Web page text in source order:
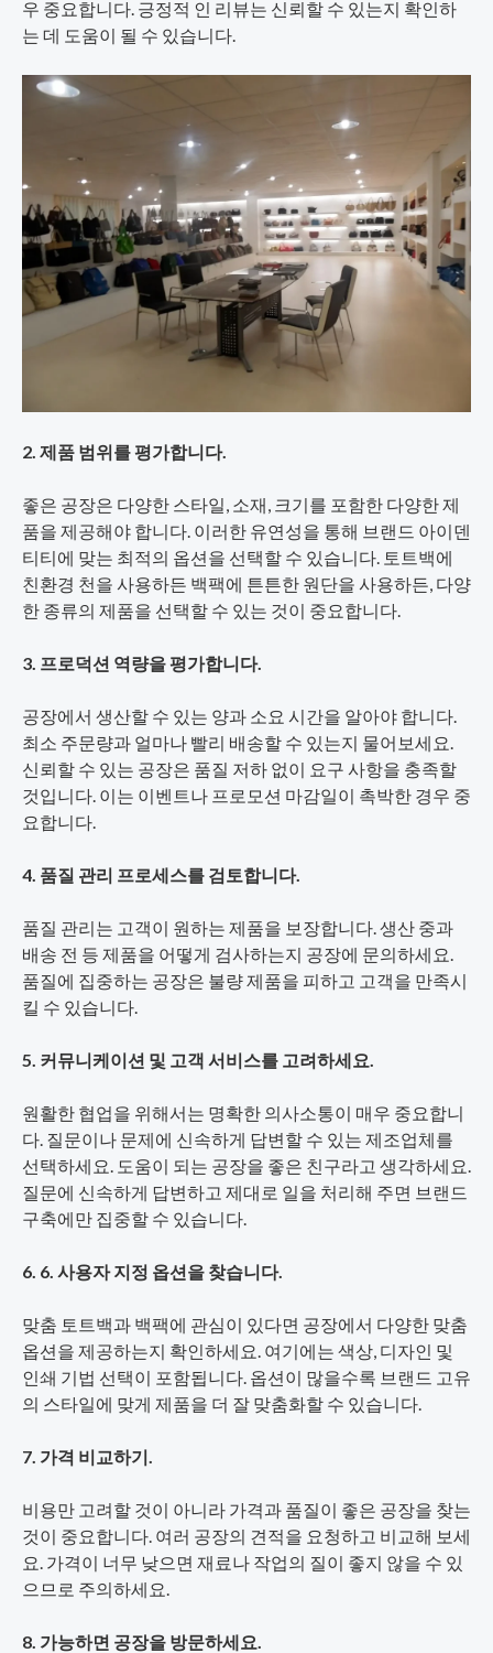
우 중요합니다. 긍정적 인 리뷰는 신뢰할 수 있는지 확인하
는 데 도움이 될 수 있습니다.
2. 제품 범위를 평가합니다.
좋은 공장은 다양한 스타일, 소재, 크기를 포함한 다양한 제
품을 제공해야 합니다. 이러한 유연성을 통해 브랜드 아이덴
티티에 맞는 최적의 옵션을 선택할 수 있습니다. 토트백에
친환경 천을 사용하든 백팩에 튼튼한 원단을 사용하든, 다양
한 종류의 제품을 선택할 수 있는 것이 중요합니다.
3. 프로덕션 역량을 평가합니다.
공장에서 생산할 수 있는 양과 소요 시간을 알아야 합니다.
최소 주문량과 얼마나 빨리 배송할 수 있는지 물어보세요.
신뢰할 수 있는 공장은 품질 저하 없이 요구 사항을 충족할
것입니다. 이는 이벤트나 프로모션 마감일이 촉박한 경우 중
요합니다.
4. 품질 관리 프로세스를 검토합니다.
품질 관리는 고객이 원하는 제품을 보장합니다. 생산 중과
배송 전 등 제품을 어떻게 검사하는지 공장에 문의하세요.
품질에 집중하는 공장은 불량 제품을 피하고 고객을 만족시
킬 수 있습니다.
5. 커뮤니케이션 및 고객 서비스를 고려하세요.
원활한 협업을 위해서는 명확한 의사소통이 매우 중요합니
다. 질문이나 문제에 신속하게 답변할 수 있는 제조업체를
선택하세요. 도움이 되는 공장을 좋은 친구라고 생각하세요.
질문에 신속하게 답변하고 제대로 일을 처리해 주면 브랜드
구축에만 집중할 수 있습니다.
6. 6. 사용자 지정 옵션을 찾습니다.
맞춤 토트백과 백팩에 관심이 있다면 공장에서 다양한 맞춤
옵션을 제공하는지 확인하세요. 여기에는 색상, 디자인 및
인쇄 기법 선택이 포함됩니다. 옵션이 많을수록 브랜드 고유
의 스타일에 맞게 제품을 더 잘 맞춤화할 수 있습니다.
7. 가격 비교하기.
비용만 고려할 것이 아니라 가격과 품질이 좋은 공장을 찾는
것이 중요합니다. 여러 공장의 견적을 요청하고 비교해 보세
요. 가격이 너무 낮으면 재료나 작업의 질이 좋지 않을 수 있
으므로 주의하세요.
8. 가능하면 공장을 방문하세요.